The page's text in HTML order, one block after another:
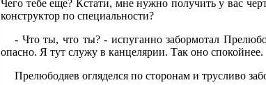
Чего тебе еще? Кстати, мне нужно получить у вас
конструктор по специальности?
- Что ты, что ты? - испуганно забормотал
опасно. Я тут служу в канцелярии. Так оно спокойнее.
Прелюбодяев огляделся по сторонам и трусливо